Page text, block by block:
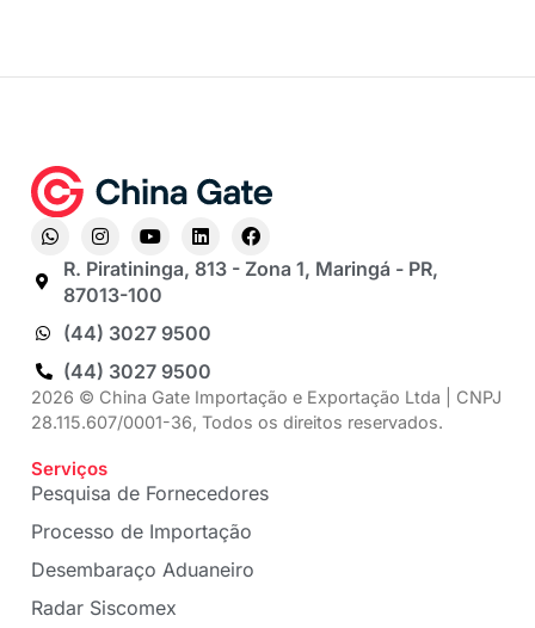
R. Piratininga, 813 - Zona 1, Maringá - PR,
87013-100
(44) 3027 9500
(44) 3027 9500
2026 © China Gate Importação e Exportação Ltda | CNPJ
28.115.607/0001-36, Todos os direitos reservados.
Serviços
Pesquisa de Fornecedores
Processo de Importação
Desembaraço Aduaneiro
Radar Siscomex